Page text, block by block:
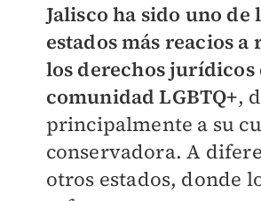
Jalisco ha sido uno de
estados más reacios a
los derechos jurídicos
comunidad LGBTQ+,
principalmente a su
conservadora. A
otros estados, donde